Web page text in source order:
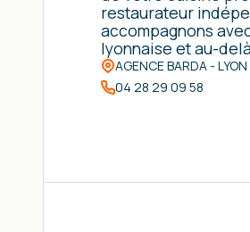
restaurateur
accompagnons
lyonnaise et au-
AGENCE BARDA - LYON
04 28 29 09 58